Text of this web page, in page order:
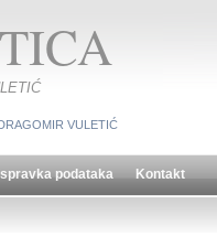
VULETIĆ
podataka Kontakt